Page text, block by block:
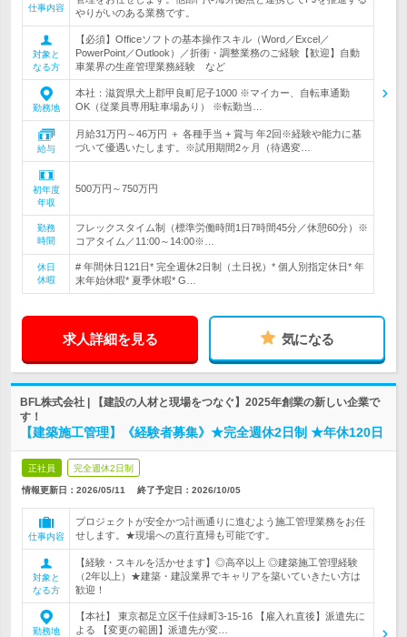
仕事内容
やりがいのある業務です。
対象と
なる方
【必須】Officeソフトの基本操作スキル（Word／Excel／
PowerPoint／Outlook）／折衝・調整業務のご経験【歓迎】自動
車業界の生産管理業務経験 など
勤務地
本社：滋賀県犬上郡甲良町尼子1000 ※マイカー、自転車通勤
OK（従業員専用駐車場あり） ※転勤当…
給与
月給31万円～46万円 ＋ 各種手当 + 賞与 年2回※経験や能力に基
づいて優遇いたします。※試用期間2ヶ月（待遇変…
初年度
年収
500万円～750万円
勤務
時間
フレックスタイム制（標準労働時間1日7時間45分／休憩60分）※
コアタイム／11:00～14:00※…
休日
休暇
# 年間休日121日* 完全週休2日制（土日祝）* 個人別指定休日* 年
末年始休暇* 夏季休暇* G…
求人詳細を見る 気になる
BFL株式会社 | 【建設の人材と現場をつなぐ】2025年創業の新しい企業で
す！
【建築施工管理】《経験者募集》★完全週休2日制 ★年休120日
正社員 完全週休2日制
情報更新日：2026/05/11 終了予定日： 2026/10/05
仕事内容
プロジェクトが安全かつ計画通りに進むよう施工管理業務をお任
せします。★現場への直行直帰も可能です。
対象と
なる方
【経験・スキルを活かせます】◎高卒以上 ◎建築施工管理経験
（2年以上）★建築・建設業界でキャリアを築いていきたい方は
歓迎！
勤務地
【本社】 東京都足立区千住緑町3-15-16 【雇入れ直後】派遣先に
よる 【変更の範囲】派遣先が変…